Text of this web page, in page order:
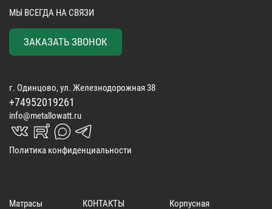
МЫ ВСЕГДА НА СВЯЗИ
ЗАКАЗАТЬ ЗВОНОК
г. Одинцово, ул. Железнодорожная 38
+74952019261
info@metallowatt.ru
vk_in rutube_in max_s telegrams_in
Политика конфиденциальности
Матрасы КОНТАКТЫ Корпусная